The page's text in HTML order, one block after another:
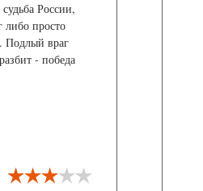
России,
либо просто
Подлый враг
- победа